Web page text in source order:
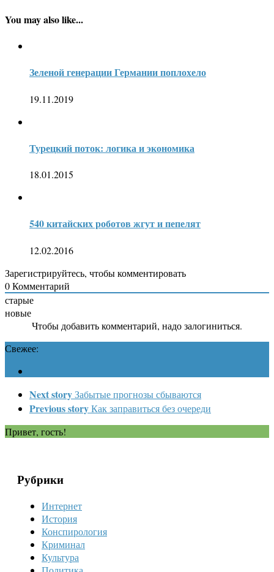
You may also like...
Зеленой генерации Германии поплохело
19.11.2019
Турецкий поток: логика и экономика
18.01.2015
540 китайских роботов жгут и пепелят
12.02.2016
Зарегистрируйтесь, чтобы комментировать
0Комментарий
старые
новые
Чтобы добавить комментарий, надо залогиниться.
Свежее:
Next storyЗабытые прогнозы сбываются
Previous storyКак заправиться без очереди
Привет, гость!
Рубрики
Интернет
История
Конспирология
Криминал
Культура